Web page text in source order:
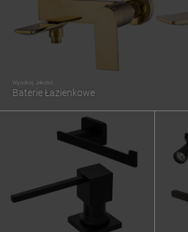
Wysokiej Jakości
Baterie Łazienkowe